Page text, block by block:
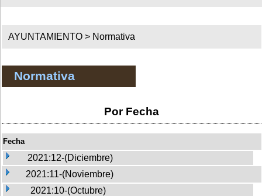
AYUNTAMIENTO > Normativa
Normativa
Por Fecha
Fecha
2021:12-(Diciembre)
2021:11-(Noviembre)
2021:10-(Octubre)